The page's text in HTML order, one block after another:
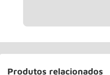
Produtos relacionados